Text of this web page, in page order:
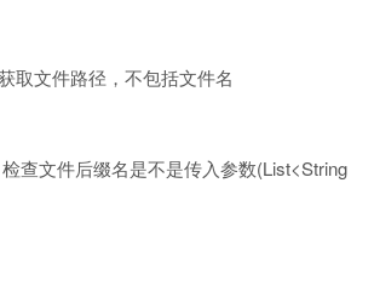
取文件路径，不包括文件名
查文件后缀名是不是传入参数(List<String